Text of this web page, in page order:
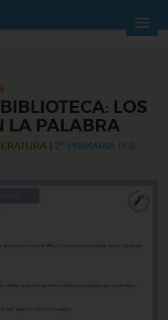
LOS
LA PALABRA
2º PRIMARIA (7-8